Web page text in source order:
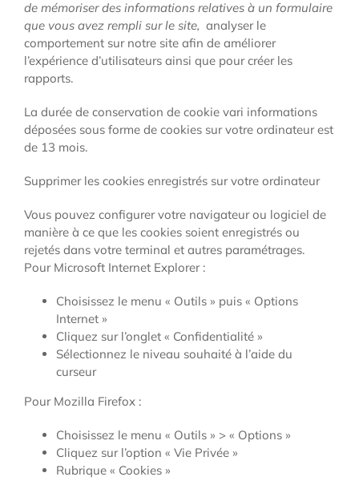
de mémoriser des informations relatives à un formulaire
que vous avez rempli sur le site, analyser le
comportement sur notre site afin de améliorer
l’expérience d’utilisateurs ainsi que pour créer les
rapports.
La durée de conservation de cookie vari informations
déposées sous forme de cookies sur votre ordinateur est
de 13 mois.
Supprimer les cookies enregistrés sur votre ordinateur
Vous pouvez configurer votre navigateur ou logiciel de
manière à ce que les cookies soient enregistrés ou
rejetés dans votre terminal et autres paramétrages.
Pour Microsoft Internet Explorer :
Choisissez le menu « Outils » puis « Options
Internet »
Cliquez sur l’onglet « Confidentialité »
Sélectionnez le niveau souhaité à l’aide du
curseur
Pour Mozilla Firefox :
Choisissez le menu « Outils » > « Options »
Cliquez sur l’option « Vie Privée »
Rubrique « Cookies »